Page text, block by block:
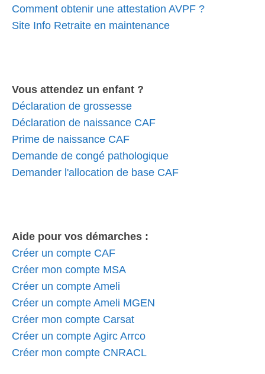
Comment obtenir une attestation AVPF ?
Site Info Retraite en maintenance
Vous attendez un enfant ?
Déclaration de grossesse
Déclaration de naissance CAF
Prime de naissance CAF
Demande de congé pathologique
Demander l'allocation de base CAF
Aide pour vos démarches :
Créer un compte CAF
Créer mon compte MSA
Créer un compte Ameli
Créer un compte Ameli MGEN
Créer mon compte Carsat
Créer un compte Agirc Arrco
Créer mon compte CNRACL